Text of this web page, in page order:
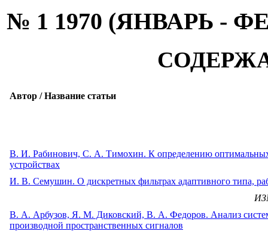
№ 1 1970 (ЯНВАРЬ -
Автор / Название статьи
В. И. Рабинович, С. А. Тимохин. К определению
устройствах
И. В. Семушин. О дискретных фильтрах адаптивного типа,
B. А. Арбузов, Я. М. Диковский, В. А. Федоров. Анализ
производной пространственных сигналов